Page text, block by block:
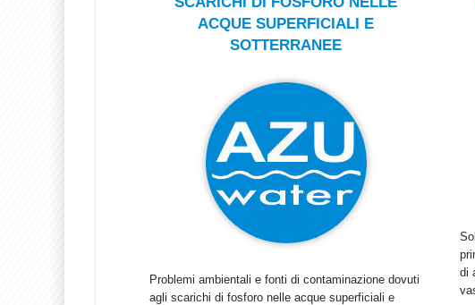
ACQUE SUPERFICIALI E
SOTTERRANEE
Problemi ambientali e fonti di contaminazione dovuti
agli scarichi di fosforo nelle acque superficiali e
di